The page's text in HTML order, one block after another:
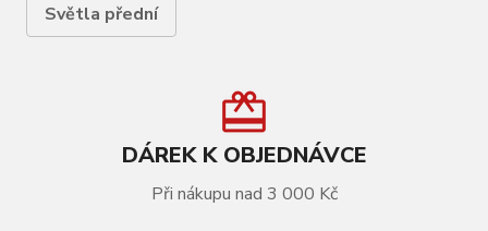
Světla přední
DÁREK K OBJEDNÁVCE
Při nákupu nad 3 000 Kč